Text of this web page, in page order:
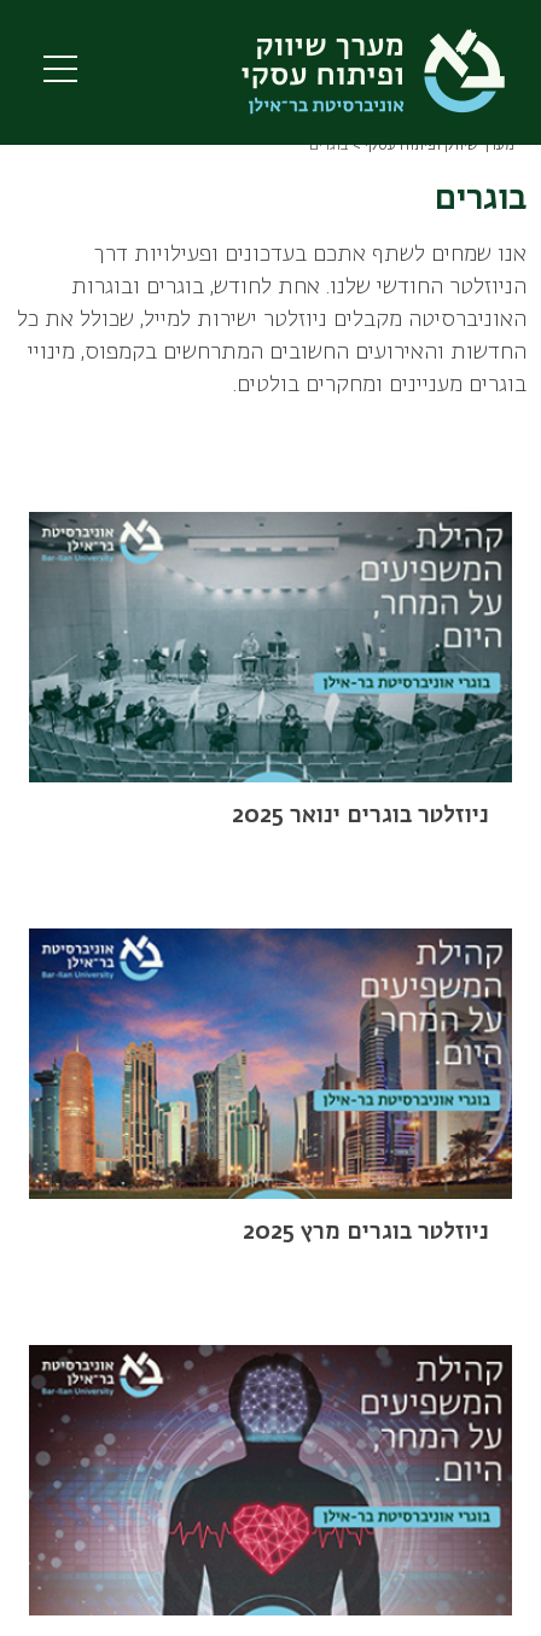
main
content
מערך שיווק ופיתוח עסקי בוגרים
בוגרים
אנו שמחים לשתף אתכם בעדכונים ופעילויות דרך
הניוזלטר החודשי שלנו. אחת לחודש, בוגרים ובוגרות
האוניברסיטה מקבלים ניוזלטר ישירות למייל, שכולל את כל
החדשות והאירועים החשובים המתרחשים בקמפוס, מינויי
בוגרים מעניינים ומחקרים בולטים.
ניוזלטר בוגרים ינואר 2025
ניוזלטר בוגרים מרץ 2025